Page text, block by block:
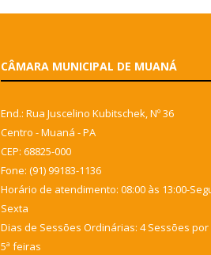
CÂMARA MUNICIPAL DE MUANÁ
End.: Rua Juscelino Kubitschek, Nº 36
Centro - Muaná - PA
CEP: 68825-000
Fone: (91) 99183-1136
Horário de atendimento: 08:00 às 13:00-
Sexta
Dias de Sessões Ordinárias: 4 Sessões por
5ª feiras